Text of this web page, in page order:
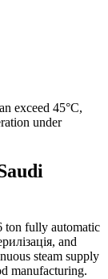
exceed 45°C,
under
ton fully automatic
and
steam supply
manufacturing.